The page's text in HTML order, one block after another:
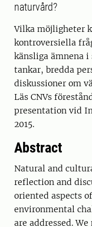
naturvård?
Vilka möjligheter
kontroversiella
känsliga ämnena
tankar, bredda
diskussioner om
Läs CNVs
presentation vid
2015.
Abstract
Natural and
reflection and
oriented aspects
environmental
are addressed.